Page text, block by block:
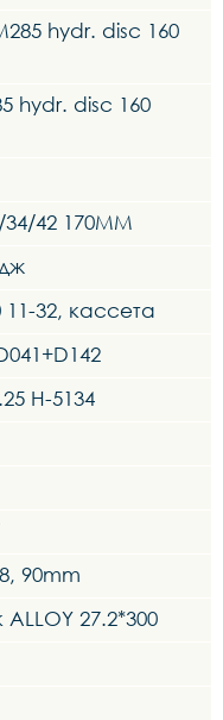
hydr. disc 160
hydr. disc 160
42 170MM
11-32, кассета
H-5134
90mm
27.2*300